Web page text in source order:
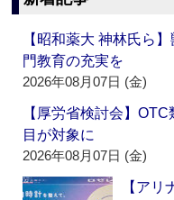
【昭和薬大 神林氏ら
門教育の充実を
2026年08月07日 (金)
【厚労省検討会】
目が対象に
2026年08月07日 (金)
【ア